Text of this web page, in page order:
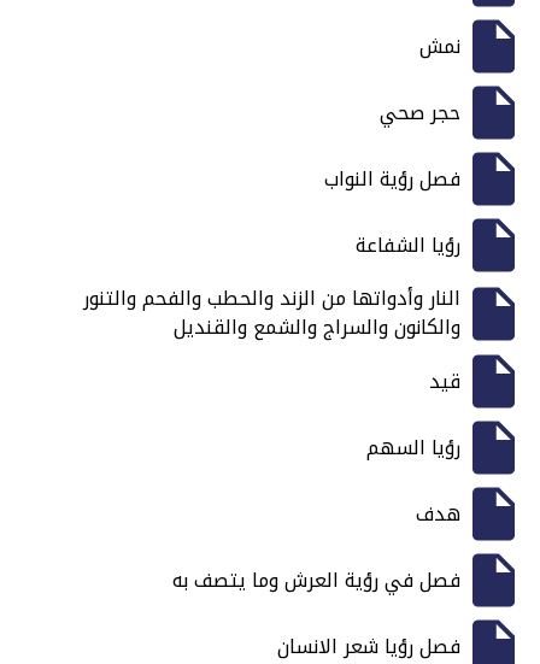
نمش
حجر صحي
فصل رؤية النواب
رؤيا الشفاعة
النار وأدواتها من الزند والحطب والفحم والتنور
والكانون والسراج والشمع والقنديل
قيد
رؤيا السهم
هدف
فصل في رؤية العرش وما يتصف به
فصل رؤيا شعر الانسان